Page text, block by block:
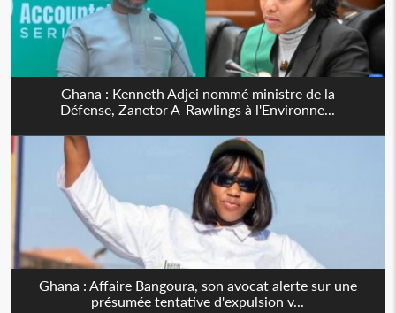
Ghana : Kenneth Adjei nommé ministre de la
Défense, Zanetor A-Rawlings à l'Environne...
Ghana : Affaire Bangoura, son avocat alerte sur une
présumée tentative d'expulsion v...